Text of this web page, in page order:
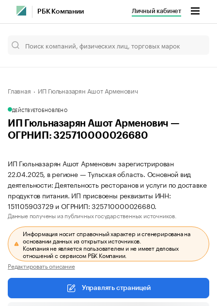
РБК Компании Личный кабинет
Главная ИП Гюльназарян Ашот Арменович
ДЕЙСТВУЕТОБНОВЛЕНО
ИП Гюльназарян Ашот Арменович —
ОГРНИП: 325710000026680
ИП Гюльназарян Ашот Арменович зарегистрирован
22.04.2025, в регионе — Тульская область. Основной вид
деятельности: Деятельность ресторанов и услуги по доставке
продуктов питания. ИП присвоены реквизиты ИНН:
151105903729 и ОГРНИП: 325710000026680.
Данные получены из публичных государственных источников.
Информация носит справочный характер и сгенерирована на
основании данных из открытых источников.
Компания не является пользователем и не имеет деловых
отношений с сервисом РБК Компании.
Редактировать описание
Управлять страницей